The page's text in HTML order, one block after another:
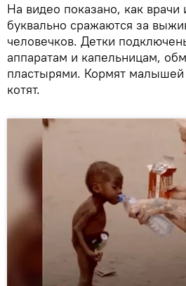
На видео показано, как врачи
буквально сражаются за
человечков. Детки
аппаратам и капельницам,
пластырями. Кормят
котят.